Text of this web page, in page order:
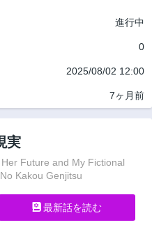
進行中
0
2025/08/02 12:00
7ヶ月前
実
Future and My Fictional
Kakou Genjitsu
最新話を読む